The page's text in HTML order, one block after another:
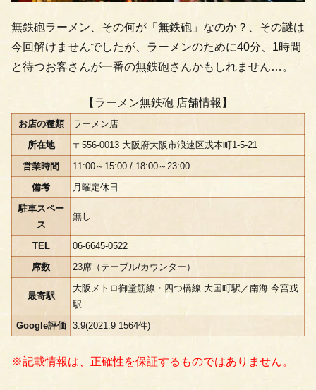
無鉄砲ラーメン、その何が「無鉄砲」なのか？、その謎は
今回解けませんでしたが、ラーメンのために40分、1時間
と待つお客さんが一番の無鉄砲さんかもしれません…。
【ラーメン無鉄砲 店舗情報】
お店の種類
ラーメン店
所在地
〒556-0013 大阪府大阪市浪速区戎本町1-5-21
営業時間
11:00～15:00 / 18:00～23:00
備考
月曜定休日
駐車スペー
ス
無し
TEL
06-6645-0522
席数
23席（テーブル/カウンター）
最寄駅
大阪メトロ御堂筋線・四つ橋線 大国町駅／南海 今宮戎
駅
Google評価
3.9(2021.9 1564件)
※記載情報は、正確性を保証するものではありません。